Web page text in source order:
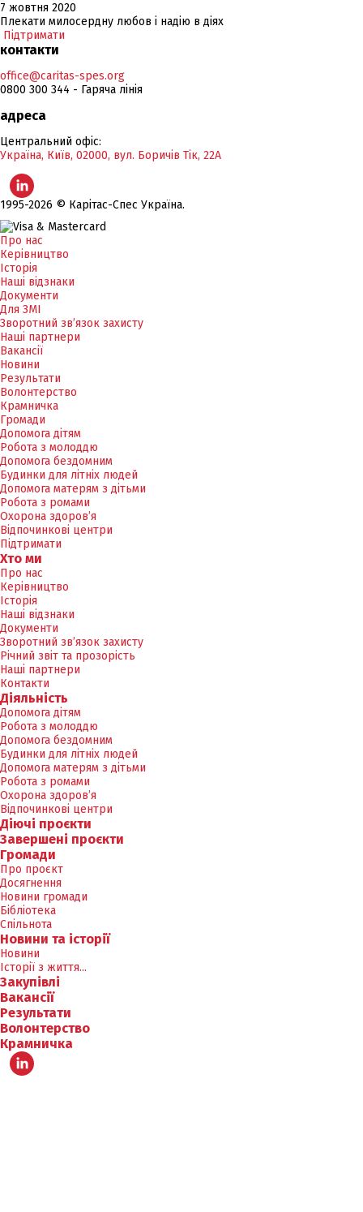
7 жовтня 2020
Плекати милосердну любов і надію в діях
Підтримати
контакти
office@caritas-spes.org
0800 300 344 - Гаряча лінія
адреса
Центральний офіс:
Україна, Київ, 02000, вул. Боричів Тік, 22А
1995-2026 © Карітас-Спес Україна.
Про нас
Керівництво
Історія
Наші відзнаки
Документи
Для ЗМІ
Зворотний зв’язок захисту
Наші партнери
Вакансії
Новини
Результати
Волонтерство
Крамничка
Громади
Допомога дітям
Робота з молоддю
Допомога бездомним
Будинки для літніх людей
Допомога матерям з дітьми
Робота з ромами
Охорона здоров’я
Відпочинкові центри
Підтримати
Хто ми
Про нас
Керівництво
Історія
Наші відзнаки
Документи
Зворотний зв’язок захисту
Річний звіт та прозорість
Наші партнери
Контакти
Діяльність
Допомога дітям
Робота з молоддю
Допомога бездомним
Будинки для літніх людей
Допомога матерям з дітьми
Робота з ромами
Охорона здоров’я
Відпочинкові центри
Діючі проєкти
Завершені проєкти
Громади
Про проєкт
Досягнення
Новини громади
Бібліотека
Спільнота
Новини та історії
Новини
Історії з життя...
Закупівлі
Вакансії
Результати
Волонтерство
Крамничка